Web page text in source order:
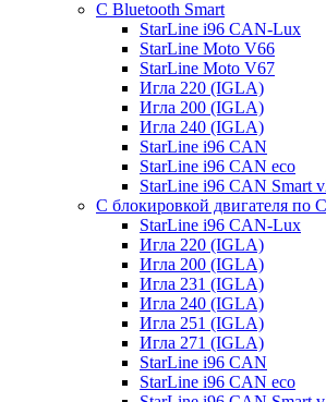
С Bluetooth Smart
StarLine i96 CAN-Lux
StarLine Moto V66
StarLine Moto V67
Игла 220 (IGLA)
Игла 200 (IGLA)
Игла 240 (IGLA)
StarLine i96 CAN
StarLine i96 CAN eco
StarLine i96 CAN Smart
С блокировкой двигателя по
StarLine i96 CAN-Lux
Игла 220 (IGLA)
Игла 200 (IGLA)
Игла 231 (IGLA)
Игла 240 (IGLA)
Игла 251 (IGLA)
Игла 271 (IGLA)
StarLine i96 CAN
StarLine i96 CAN eco